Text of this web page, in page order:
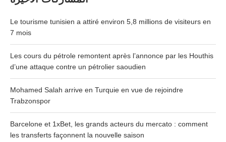
Le tourisme tunisien a attiré environ 5,8 millions de visiteurs en
7 mois
Les cours du pétrole remontent après l’annonce par les Houthis
d’une attaque contre un pétrolier saoudien
Mohamed Salah arrive en Turquie en vue de rejoindre
Trabzonspor
Barcelone et 1xBet, les grands acteurs du mercato : comment
les transferts façonnent la nouvelle saison